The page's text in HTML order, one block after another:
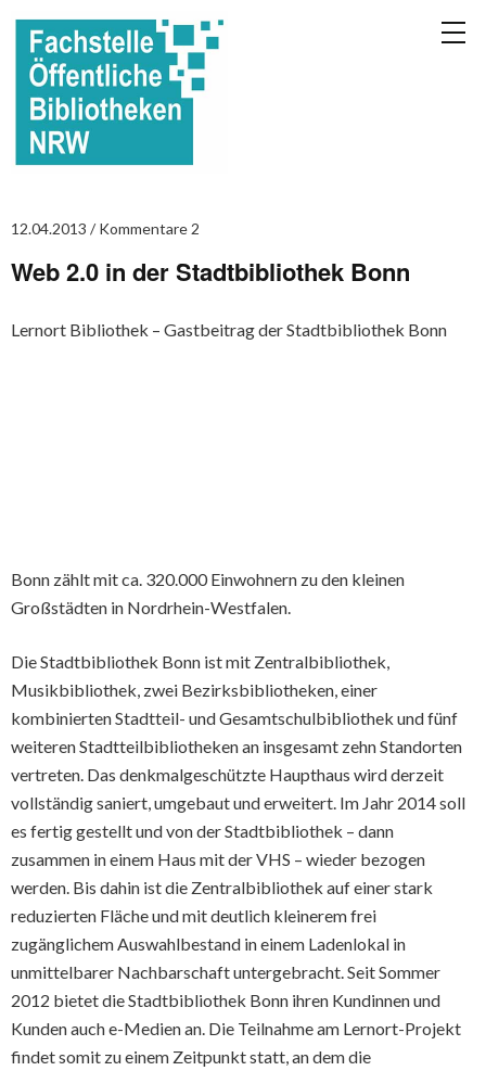
12.04.2013 Kommentare 2
Web 2.0 in der Stadtbibliothek Bonn
Lernort Bibliothek – Gastbeitrag der Stadtbibliothek Bonn
Bonn zählt mit ca. 320.000 Einwohnern zu den kleinen
Großstädten in Nordrhein-Westfalen.
Die Stadtbibliothek Bonn ist mit Zentralbibliothek,
Musikbibliothek, zwei Bezirksbibliotheken, einer
kombinierten Stadtteil- und Gesamtschulbibliothek und fünf
weiteren Stadtteilbibliotheken an insgesamt zehn Standorten
vertreten. Das denkmalgeschützte Haupthaus wird derzeit
vollständig saniert, umgebaut und erweitert. Im Jahr 2014 soll
es fertig gestellt und von der Stadtbibliothek – dann
zusammen in einem Haus mit der VHS – wieder bezogen
werden. Bis dahin ist die Zentralbibliothek auf einer stark
reduzierten Fläche und mit deutlich kleinerem frei
zugänglichem Auswahlbestand in einem Ladenlokal in
unmittelbarer Nachbarschaft untergebracht. Seit Sommer
2012 bietet die Stadtbibliothek Bonn ihren Kundinnen und
Kunden auch e-Medien an. Die Teilnahme am Lernort-Projekt
findet somit zu einem Zeitpunkt statt, an dem die